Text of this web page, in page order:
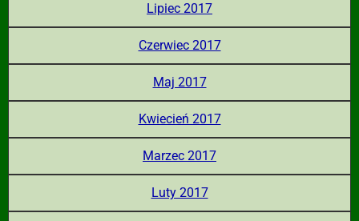
Lipiec 2017
Czerwiec 2017
Maj 2017
Kwiecień 2017
Marzec 2017
Luty 2017